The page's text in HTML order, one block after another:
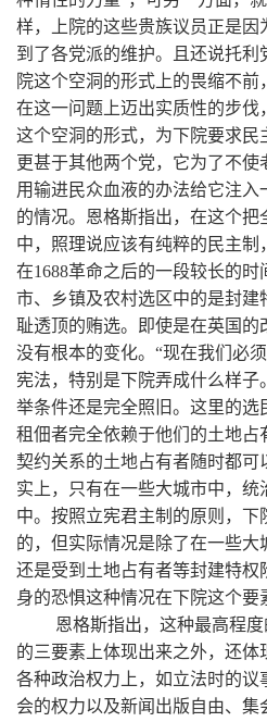
样，上院的这些贵族议员正是
到了各党派的维护。且还说托利
院这个空洞的形式上的畏缩不
在这一问题上迈出实质性的步伐
这个空洞的形式，为下院要求
更甚于其他两个党，它为了不使
用输进民众血液的办法给它注入
的情况。恩格斯指出，在这个
中，照理说应该有纯粹的民主制
在1688革命之后的一段较长的
市、乡镇及农村选区中的是封
耻透顶的贿选。即使是在英国的
没有根本的变化。“现在我们必
宪法，特别是下院弄成什么样
举条件还是完全照旧。这里的
租佃者完全依赖于他们的土地占
契约关系的土地占有者随时都可
实上，只有在一些大城市中，
中。按照立宪君主制的原则，下
的，但实际情况是除了在一些大
还是受到土地占有者等封建特权
身的恐惧这种情况在下院这个要
恩格斯指出，这种最高程
的三要素上体现出来之外，还
各种政治权力上，如立法时的
会的权力以及新闻出版自由、集